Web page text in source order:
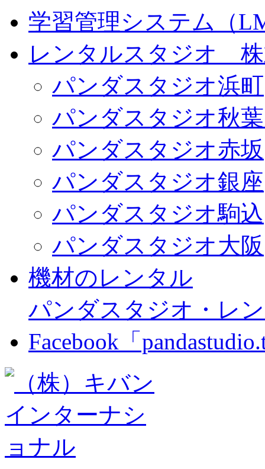
学習管理システム（
レンタルスタジオ 株
パンダスタジオ浜町
パンダスタジオ秋
パンダスタジオ赤坂
パンダスタジオ銀座
パンダスタジオ駒込
パンダスタジオ大阪
機材のレンタル
パンダスタジオ・レ
Facebook「